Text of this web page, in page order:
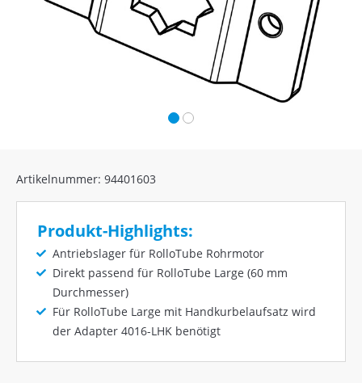
Artikelnummer: 94401603
Produkt-Highlights:
Antriebslager für RolloTube Rohrmotor
Direkt passend für RolloTube Large (60 mm
Durchmesser)
Für RolloTube Large mit Handkurbelaufsatz wird
der Adapter 4016-LHK benötigt